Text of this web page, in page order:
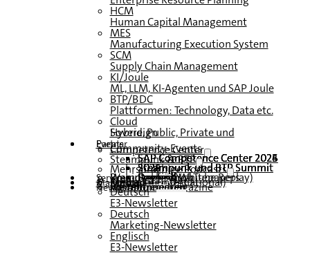
HCM
Human Capital Management
MES
Manufacturing Execution System
SCM
Supply Chain Management
KI/Joule
ML, LLM, KI-Agenten und SAP Joule
BTP/BDC
Plattformen: Technology, Data etc.
Cloud
Hybrid, Public, Private und Sovereign
Partner
EventsCommunity-Events
Competence Center
SAP Competence Center 2026
SAP Competence Center 2025
SAP Competence Center 2024
SAP Competence Center 2023
Steampunk & BTP
Steampunk und BTP Summit 2026
Steampunk und BTP Summit 2025
Steampunk und BTP Summit 2024
Mehrsprachige Podcasts
Deutsch
Englisch
Spanisch
Französisch
Roundtables (YouTube Replay)
Webinare und Whitepapers
ServiceFormulare
Kontakt
Mediadaten DACH
Media Kit (International)
Magazin
hier abonnieren
für Abonnenten
kostenfreie Magazine
Newsletter
Deutsch
E3-Newsletter
Deutsch
Marketing-Newsletter
Englisch
E3-Newsletter